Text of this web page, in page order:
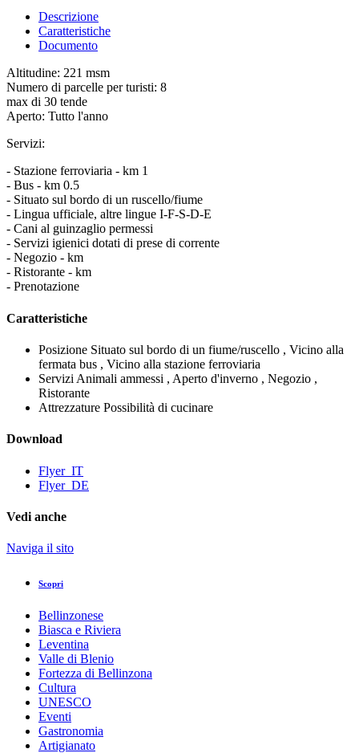
Descrizione
Caratteristiche
Documento
Altitudine: 221 msm
Numero di parcelle per turisti: 8
max di 30 tende
Aperto: Tutto l'anno
Servizi:
- Stazione ferroviaria - km 1
- Bus - km 0.5
- Situato sul bordo di un ruscello/fiume
- Lingua ufficiale, altre lingue I-F-S-D-E
- Cani al guinzaglio permessi
- Servizi igienici dotati di prese di corrente
- Negozio - km
- Ristorante - km
- Prenotazione
Caratteristiche
Posizione Situato sul bordo di un fiume/ruscello , Vicino alla
fermata bus , Vicino alla stazione ferroviaria
Servizi Animali ammessi , Aperto d'inverno , Negozio ,
Ristorante
Attrezzature Possibilità di cucinare
Download
Flyer_IT
Flyer_DE
Vedi anche
Naviga il sito
Scopri
Bellinzonese
Biasca e Riviera
Leventina
Valle di Blenio
Fortezza di Bellinzona
Cultura
UNESCO
Eventi
Gastronomia
Artigianato